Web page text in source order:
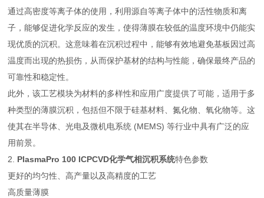
通过高密度等离子体的使用，利用源自等离子体中的活性物质和离
子，能够促进化学反应的发生，使得薄膜在较低的温度环境中仍能实
现优质的沉积。这意味着在沉积过程中，能够有效地避免基板因过高
温度而出现的热损伤，从而保护基材的结构与性能，确保最终产品的
可靠性和稳定性。
此外，该工艺模块为材料的多样性和应用广度提供了可能，适用于多
种类型的薄膜沉积，包括但不限于硅基材料、氮化物、氧化物等。这
使其在半导体、光电及微机电系统 (MEMS) 等行业中具有广泛的应
用前景。
2. PlasmaPro 100 ICPCVD化学气相沉积系统特色参数
更好的均匀性、高产量以及高精度的工艺
高质量薄膜